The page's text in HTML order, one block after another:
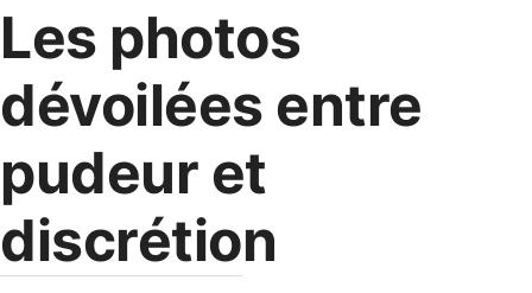
Les photos
dévoilées entre
pudeur et
discrétion